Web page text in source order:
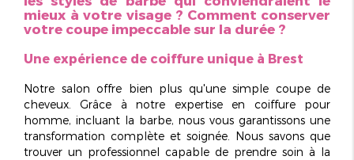
mieux à votre visage ? Comment conserver
votre coupe impeccable sur la durée ?
Une expérience de coiffure unique à Brest
Notre salon offre bien plus qu'une simple coupe de
cheveux. Grâce à notre expertise en coiffure pour
homme, incluant la barbe, nous vous garantissons une
transformation complète et soignée. Nous savons que
trouver un professionnel capable de prendre soin à la